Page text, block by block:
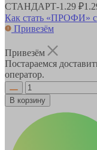
СТАНДАРТ-1.29 ₽
Как стать «ПРОФИ»
Привезём
Привезём
Постараемся
оператор.
В корзину